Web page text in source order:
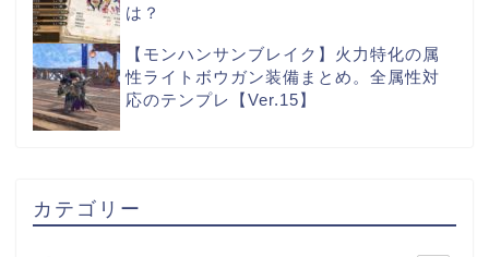
は？
【モンハンサンブレイク】火力特化の属
性ライトボウガン装備まとめ。全属性対
応のテンプレ【Ver.15】
カテゴリー